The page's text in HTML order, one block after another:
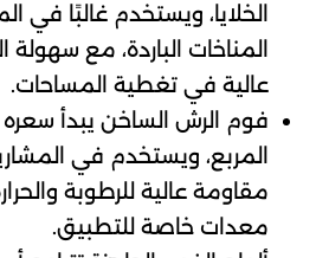
الخلايا، ويستخدم غالبًا في
المناخات الباردة، مع
عالية في تغطية المساحات.
المربع، ويستخدم في
مقاومة عالية للرطوبة
معدات خاصة للتطبيق.